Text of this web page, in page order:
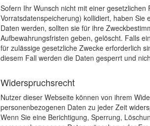
Sofern Ihr Wunsch nicht mit einer
Vorratsdatenspeicherung) kollidiert, haben
Daten werden, sollten sie für ihre
Aufbewahrungsfristen geben, gelöscht. Falls
für zulässige gesetzliche Zwecke erforderlich
diesem Fall werden die Daten gesperrt und
Widerspruchsrecht
Nutzer dieser Webseite können von ihrem
personenbezogenen Daten zu jeder Zeit
Wenn Sie eine Berichtigung, Sperrung,